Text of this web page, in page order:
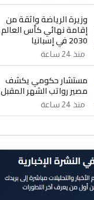
وزيرة الرياضة واثقة من
إقامة نهائي كأس العالم
2030 في إسبانيا
منذ 24 ساعة
مستشار حكومي يكشف
مصير رواتب الشهر المقبل
منذ 24 ساعة